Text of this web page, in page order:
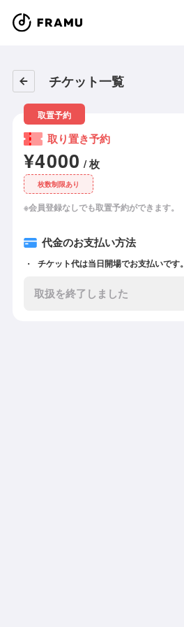
チケット一覧
取置予約
取り置き予約
¥4000 / 枚
枚数制限あり
※会員登録なしでも取置予約ができます。
代金のお支払い方法
チケット代は当日開場でお支払いです。
取扱を終了しました